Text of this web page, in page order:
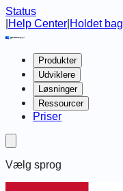
Status
Help Center Holdet bag
Produkter
Udviklere
Løsninger
Ressourcer
Priser
Vælg sprog